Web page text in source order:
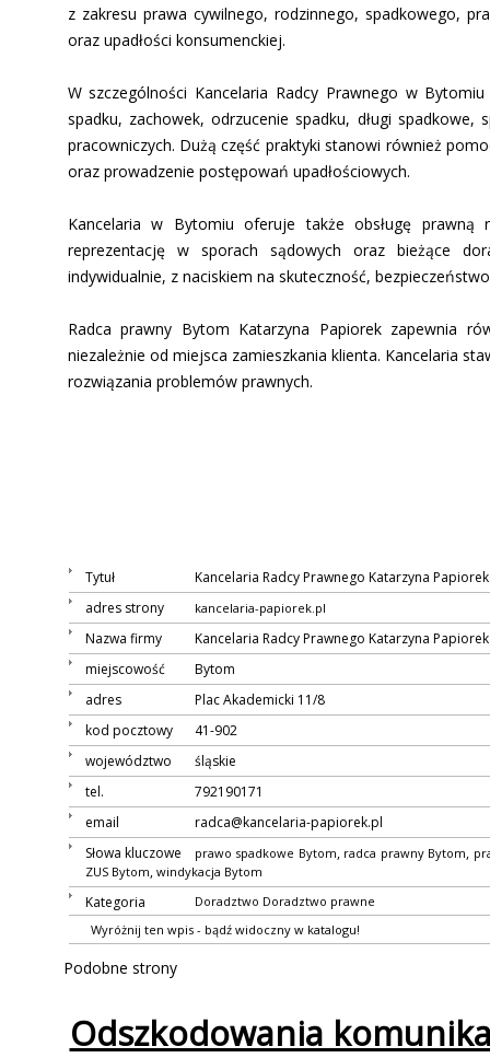
z zakresu prawa cywilnego, rodzinnego, spadkowego,
oraz upadłości konsumenckiej.
W szczególności Kancelaria Radcy Prawnego w
spadku, zachowek, odrzucenie spadku, długi
pracowniczych. Dużą część praktyki stanowi również
oraz prowadzenie postępowań upadłościowych.
Kancelaria w Bytomiu oferuje także obsługę prawną
reprezentację w sporach sądowych oraz bieżące
indywidualnie, z naciskiem na skuteczność,
Radca prawny Bytom Katarzyna Papiorek zapewnia
niezależnie od miejsca zamieszkania klienta. Kancelaria
rozwiązania problemów prawnych.
Tytuł
Kancelaria Radcy Prawnego Katarzyna Papiorek
adres strony
kancelaria-papiorek.pl
Nazwa firmy
Kancelaria Radcy Prawnego Katarzyna Papiorek
miejscowość
Bytom
adres
Plac Akademicki 11/8
kod pocztowy
41-902
województwo
śląskie
tel.
792190171
email
radca@kancelaria-papiorek.pl
Słowa kluczowe
prawo spadkowe Bytom, radca prawny Bytom,
ZUS Bytom, windykacja Bytom
Kategoria Doradztwo Doradztwo prawne
Wyróżnij ten wpis - bądź widoczny w katalogu!
Podobne strony
Odszkodowania